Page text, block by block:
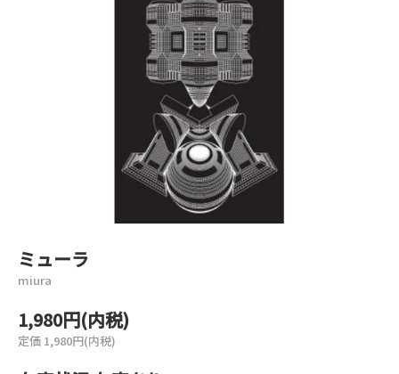
ミューラ
miura
1,980円(内税)
定価 1,980円(内税)